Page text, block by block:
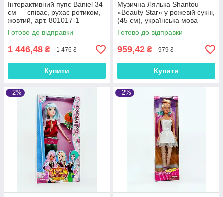
Інтерактивний пупс Baniel 34
см — співає, рухає ротиком,
жовтий, арт. 801017-1
Готово до відправки
1 446,48 ₴ 1 476 ₴
Купити
Музична Лялька Shantou
«Beauty Star» у рожевій сукні,
(45 см), українська мова
Готово до відправки
959,42 ₴ 979 ₴
Купити
–2% –2%